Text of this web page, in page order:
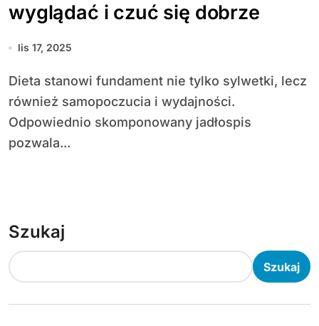
wyglądać i czuć się dobrze
lis 17, 2025
Dieta stanowi fundament nie tylko sylwetki, lecz
również samopoczucia i wydajności.
Odpowiednio skomponowany jadłospis
pozwala...
Szukaj
Szukaj